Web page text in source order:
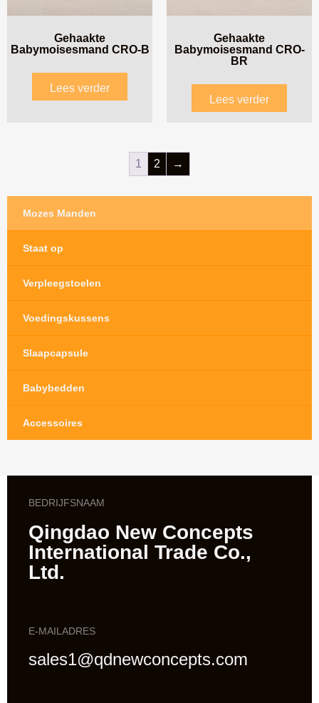
Gehaakte
Babymoisesmand CRO-B
Lees verder
Gehaakte
Babymoisesmand CRO-
BR
Lees verder
1 2 →
Mozes Manden
Staat op
Verpleegstoelen
Voedingskussens
Slaapcapsule
Babybedden
Accessoires
BEDRIJFSNAAM
Qingdao New Concepts
International Trade Co.,
Ltd.
E-MAILADRES
sales1@qdnewconcepts.com